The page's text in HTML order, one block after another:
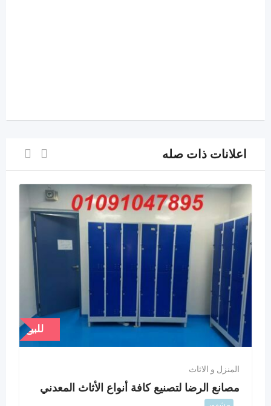
اعلانات ذات صله
للبيع
المنزل و الاثاث
مصانع الرضا لتصنيع كافة أنواع الأثاث المعدني